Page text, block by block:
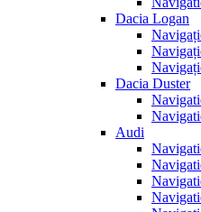
Dacia Logan
Dacia Duster
Audi